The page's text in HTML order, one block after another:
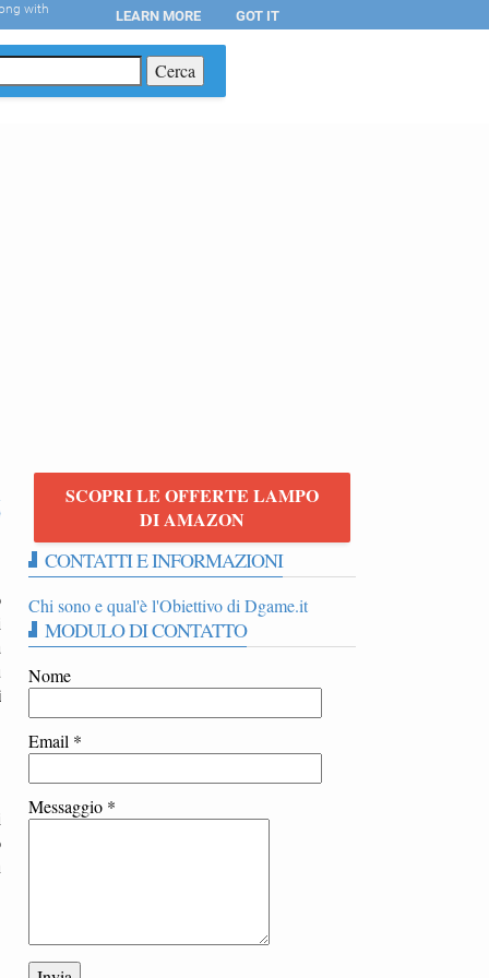
SCOPRI LE OFFERTE LAMPO
DI AMAZON
CONTATTI E INFORMAZIONI
Chi sono e qual'è l'Obiettivo di Dgame.it
MODULO DI CONTATTO
Nome
Email *
Messaggio *
with LEARN MORE GOT IT